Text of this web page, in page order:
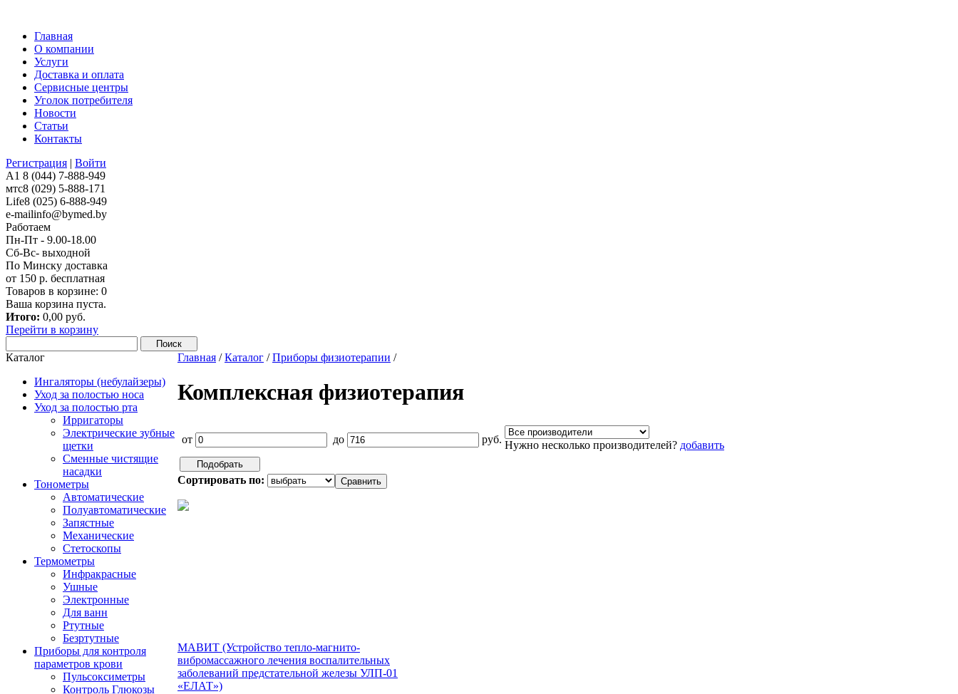
Главная
О компании
Услуги
Доставка и оплата
Сервисные центры
Уголок потребителя
Новости
Статьи
Контакты
Регистрация | Войти
A1 8 (044) 7-888-949
мтс8 (029) 5-888-171
Life8 (025) 6-888-949
e-mailinfo@bymed.by
Работаем
Пн-Пт - 9.00-18.00
Сб-Вс- выходной
По Минску доставка
от 150 р. бесплатная
Товаров в корзине: 0
Ваша корзина пуста.
Итого: 0,00 руб.
Перейти в корзину
Каталог
Ингаляторы (небулайзеры)
Уход за полостью носа
Уход за полостью рта
Ирригаторы
Электрические зубные
щетки
Сменные чистящие
насадки
Тонометры
Автоматические
Полуавтоматические
Запястные
Механические
Стетоскопы
Термометры
Инфракрасные
Ушные
Электронные
Для ванн
Ртутные
Безртутные
Приборы для контроля
параметров крови
Пульсоксиметры
Контроль Глюкозы
Главная /Каталог /Приборы физиотерапии /
Комплексная физиотерапия
от до руб. Нужно несколько производителей? добавить
Сортировать по:
МАВИТ (Устройство тепло-магнито-
вибромассажного лечения воспалительных
заболеваний предстательной железы УЛП-01
«ЕЛАТ»)